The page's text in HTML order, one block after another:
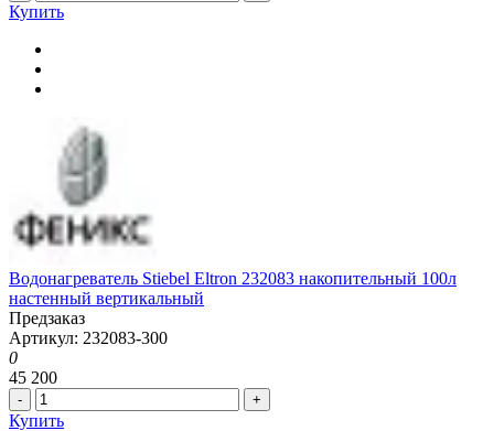
Купить
Водонагреватель Stiebel Eltron 232083 накопительный 100л
настенный вертикальный
Предзаказ
Артикул: 232083-300
0
45 200
- +
Купить